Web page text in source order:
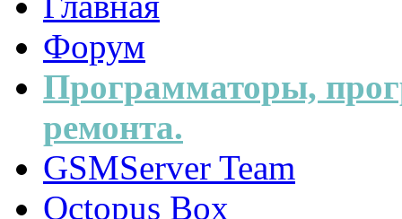
Форум
Программаторы,
ремонта.
GSMServer Team
Octopus Box